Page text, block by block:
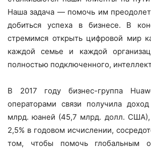
Наша задача — помочь им
добиться успеха в бизнесе. В
стремимся открыть цифровой мир
каждой семье и каждой
полностью подключенного,
В 2017 году бизнес-группа
операторами связи получила
млрд. юаней (45,7 млрд. долл. США),
2,5% в годовом исчислении,
том, чтобы помочь глобальным